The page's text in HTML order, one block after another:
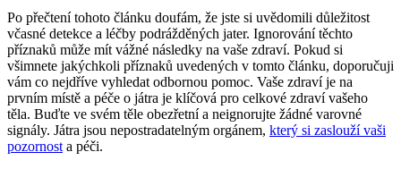
Po přečtení tohoto článku doufám, že jste si uvědomili důležitost
včasné detekce a léčby podrážděných jater. Ignorování těchto
příznaků může mít vážné následky na vaše zdraví. Pokud si
všimnete jakýchkoli příznaků uvedených v tomto článku, doporučuji
vám co nejdříve vyhledat odbornou pomoc. Vaše zdraví je na
prvním místě a péče o játra je klíčová pro celkové zdraví vašeho
těla. Buďte ve svém těle obezřetní a neignorujte žádné varovné
signály. Játra jsou nepostradatelným orgánem, který si zaslouží vaši
pozornost a péči.